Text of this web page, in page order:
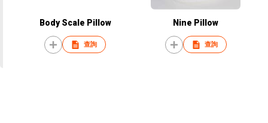
Body Scale Pillow
查詢
Nine Pillow
查詢